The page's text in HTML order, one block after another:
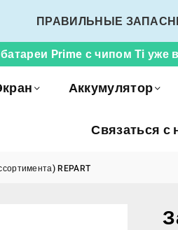
ПРАВИЛЬНЫЕ
Prime с чипом Ti уже
Аккумулятор
Связаться с
REPART